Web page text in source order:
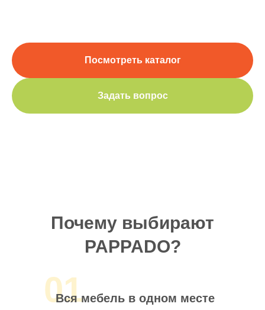
Посмотреть каталог
Задать вопрос
Почему выбирают
PAPPADO?
01
Вся мебель в одном месте